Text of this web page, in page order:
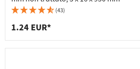
(43)
1.24 EUR*